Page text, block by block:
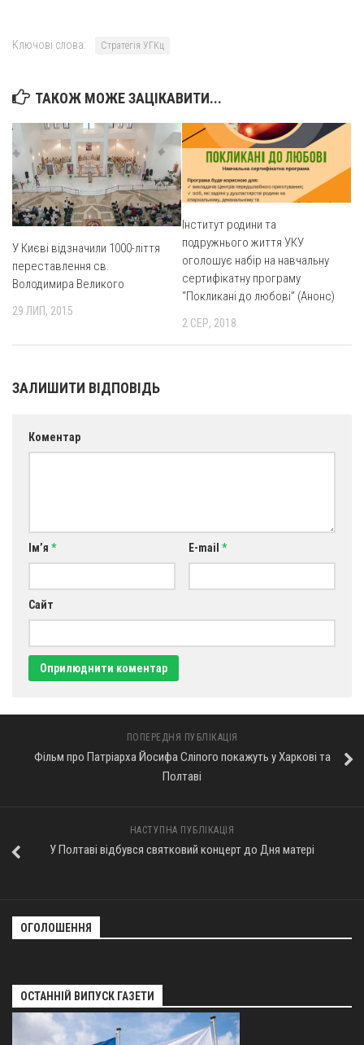
Комісія у справах родини
Комісія з питань душпастирства охорони здоров’я
Спільноти
Квіти Слобожанщини
Харківщина
Полтавщина
Сумщина
Ключові слова: Стратегія УГКц
ТАКОЖ МОЖЕ ЗАЦІКАВИТИ...
У Києві відзначили 1000-ліття
переставлення св.
Володимира Великого
29 ЛИП, 2015
Інститут родини та
подружнього життя УКУ
оголошує набір на навчальну
сертифікатну програму
“Покликані до любові” (Анонс)
2 СЕР, 2018
ЗАЛИШИТИ ВІДПОВІДЬ
Коментар
Ім’я * E-mail *
Сайт
ПОПЕРЕДНЯ ПУБЛІКАЦІЯ
Фільм про Патріарха Йосифа Сліпого покажуть у Харкові та
Полтаві
НАСТУПНА ПУБЛІКАЦІЯ
У Полтаві відбувся святковий концерт до Дня матері
ОГОЛОШЕННЯ
ОСТАННІЙ ВИПУСК ГАЗЕТИ